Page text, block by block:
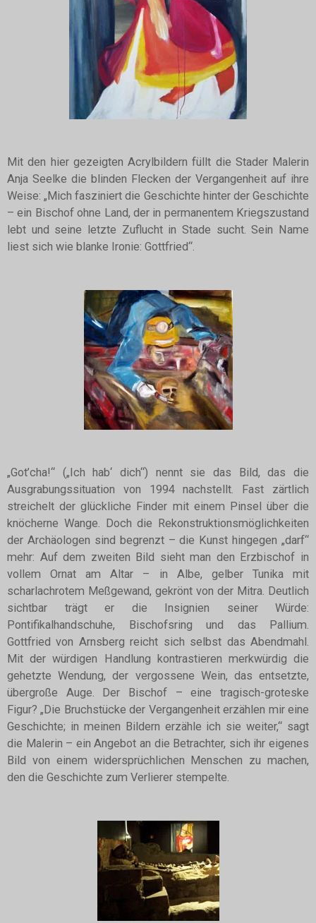
Mit den hier gezeigten Acrylbildern füllt die Stader Malerin
Anja Seelke die blinden Flecken der Vergangenheit auf ihre
Weise: „Mich fasziniert die Geschichte hinter der Geschichte
– ein Bischof ohne Land, der in permanentem Kriegszustand
lebt und seine letzte Zuflucht in Stade sucht. Sein Name
liest sich wie blanke Ironie: Gottfried“.
„Got’cha!“ („Ich hab‘ dich“) nennt sie das Bild, das die
Ausgrabungssituation von 1994 nachstellt. Fast zärtlich
streichelt der glückliche Finder mit einem Pinsel über die
knöcherne Wange. Doch die Rekonstruktionsmöglichkeiten
der Archäologen sind begrenzt – die Kunst hingegen „darf“
mehr: Auf dem zweiten Bild sieht man den Erzbischof in
vollem Ornat am Altar – in Albe, gelber Tunika mit
scharlachrotem Meßgewand, gekrönt von der Mitra. Deutlich
sichtbar trägt er die Insignien seiner Würde:
Pontifikalhandschuhe, Bischofsring und das Pallium.
Gottfried von Arnsberg reicht sich selbst das Abendmahl.
Mit der würdigen Handlung kontrastieren merkwürdig die
gehetzte Wendung, der vergossene Wein, das entsetzte,
übergroße Auge. Der Bischof – eine tragisch-groteske
Figur? „Die Bruchstücke der Vergangenheit erzählen mir eine
Geschichte; in meinen Bildern erzähle ich sie weiter,“ sagt
die Malerin – ein Angebot an die Betrachter, sich ihr eigenes
Bild von einem widersprüchlichen Menschen zu machen,
den die Geschichte zum Verlierer stempelte.